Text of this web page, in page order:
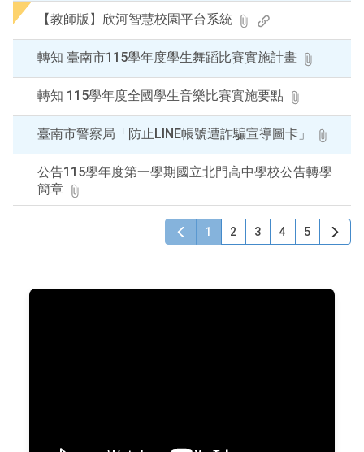
【教師版】欣河智慧校園平台系統
轉知 臺南市115學年度學生舞蹈比賽實施計畫
轉知 115學年度全國學生音樂比賽實施要點
臺南市警察局「防止LINE帳號遭詐騙宣導圖卡」
公告115學年度第一學期國立北門高中學校公告轉學
簡章
1 2 3 4 5